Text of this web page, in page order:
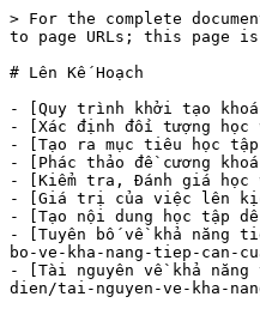
> For the complete
to page URLs; this page
# Lên Kế Hoạch
- [Quy trình khởi tạo
- [Xác định đối tượng học
- [Tạo ra mục tiêu học
- [Phác thảo đề cương
- [Kiểm tra, Đánh giá học
- [Giá trị của việc lên
- [Tạo nội dung học tập
- [Tuyên bố về khả năng
bo-ve-kha-nang-tiep-can-
- [Tài nguyên về khả
dien/tai-nguyen-ve-kha-